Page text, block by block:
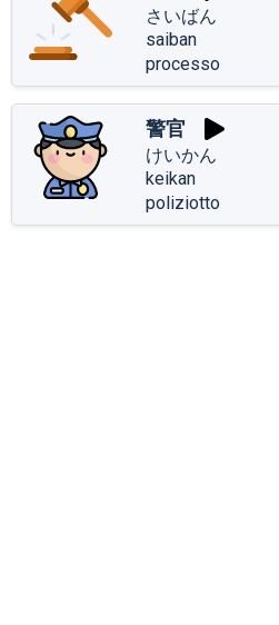
さいばん
saiban
processo
警官
けいかん
keikan
poliziotto